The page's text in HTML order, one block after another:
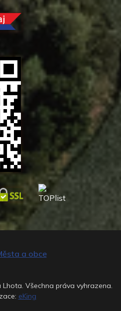
a obce
Všechna práva vyhrazena.
eKing